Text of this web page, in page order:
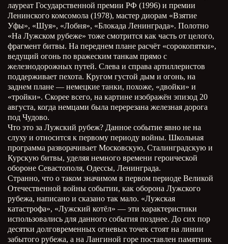
лауреат Государственной премии РФ (1996) и премии
Ленинского комсомола (1978), мастер диорам «Взятие
Уфы», «Шуя», «Лобня», «Блокада Ленинграда». Полотно
«На Лужском рубеже» тоже смотрится как часть от целого,
фрагмент битвы. На переднем плане расчёт «сорокопятки»,
ведущий огонь по вражеским танкам прямо с
железнодорожных путей. Слева и справа артиллеристов
поддерживает пехота. Кругом густой дым и огонь, на
заднем плане — немецкие танки, похоже, «двойки» и
«тройки». Скорее всего, на картине изображён эпизод 20
августа, когда немцами была перерезана железная дорога
под Чудово.
Что это за Лужский рубеж? Данное событие явно не на
слуху и относится к первому периоду войны. Школьная
программа разворачивает Московскую, Сталинградскую и
Курскую битвы, уделяя немного времени героической
обороне Севастополя, Одессы, Ленинграда.
Странно, что о таком значимом в первом периоде Великой
Отечественной войны событии, как оборона Лужского
рубежа, написано и сказано так мало. «Лужская
катастрофа», «Лужский котёл» — эти характеристики
использовались для данного события позднее. До сих пор
десятки долговременных огневых точек стоят на линии
забытого рубежа, а на Лангиной горе поставлен памятник